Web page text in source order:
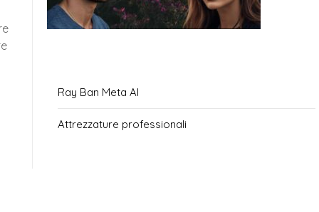
Ray Ban Meta AI
Attrezzature professionali